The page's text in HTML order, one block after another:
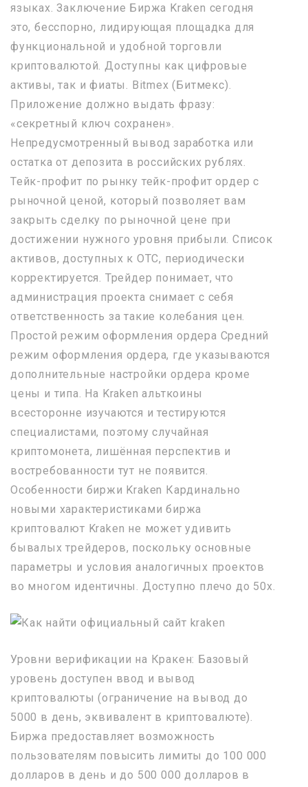
языках. Заключение Биржа Kraken сегодня
это, бесспорно, лидирующая площадка для
функциональной и удобной торговли
криптовалютой. Доступны как цифровые
активы, так и фиаты. Bitmex (Битмекс).
Приложение должно выдать фразу:
«секретный ключ сохранен».
Непредусмотренный вывод заработка или
остатка от депозита в российских рублях.
Тейк-профит по рынку тейк-профит ордер с
рыночной ценой, который позволяет вам
закрыть сделку по рыночной цене при
достижении нужного уровня прибыли. Список
активов, доступных к OTC, периодически
корректируется. Трейдер понимает, что
администрация проекта снимает с себя
ответственность за такие колебания цен.
Простой режим оформления ордера Средний
режим оформления ордера, где указываются
дополнительные настройки ордера кроме
цены и типа. На Kraken альткоины
всесторонне изучаются и тестируются
специалистами, поэтому случайная
криптомонета, лишённая перспектив и
востребованности тут не появится.
Особенности биржи Kraken Кардинально
новыми характеристиками биржа
криптовалют Kraken не может удивить
бывалых трейдеров, поскольку основные
параметры и условия аналогичных проектов
во многом идентичны. Доступно плечо до 50х.
Уровни верификации на Кракен: Базовый
уровень доступен ввод и вывод
криптовалюты (ограничение на вывод до
5000 в день, эквивалент в криптовалюте).
Биржа предоставляет возможность
пользователям повысить лимиты до 100 000
долларов в день и до 500 000 долларов в